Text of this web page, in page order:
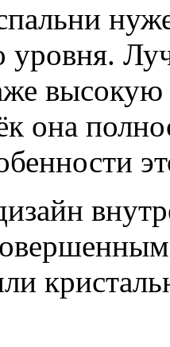
уровня.
высокую
она